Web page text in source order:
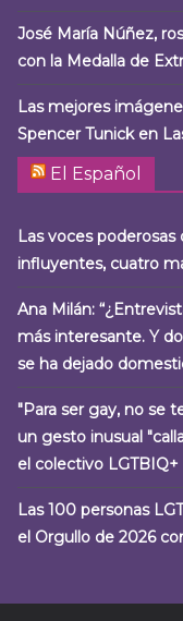
José María Núñez,
con la Medalla de
Las mejores
Spencer Tunick en
El Español
Las voces
influyentes, cuatro
Ana Milán:
más interesante. Y
se ha dejado
"Para ser gay, no se
un gesto inusual
el colectivo LGTBIQ+
Las 100 personas
el Orgullo de 2026